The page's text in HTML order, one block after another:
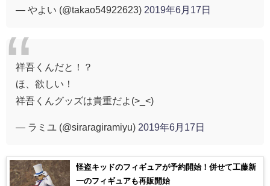
— やよい (@takao54922623) 2019年6月17日
祥吾くんだと！？
ほ、欲しい！
祥吾くんグッズは貴重だよ(>_<)
— ラミユ (@siraragiramiyu) 2019年6月17日
怪盗キッドのフィギュアが予約開始！併せて工藤新
一のフィギュアも再販開始